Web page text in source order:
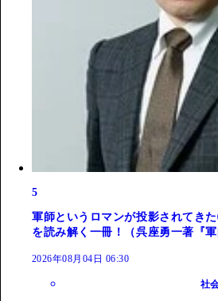
5
軍師というロマンが投影されてき
を読み解く一冊！（呉座勇一著『軍
2026年08月04日 06:30
社